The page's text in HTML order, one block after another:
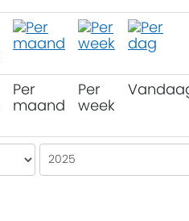
Per
maand
Per
week